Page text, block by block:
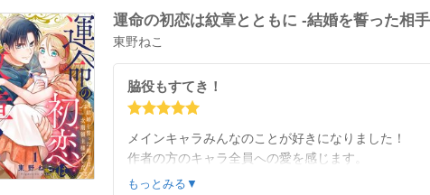
運命の初恋は紋章とともに -結婚を誓った相
東野ねこ
脇役もすてき！
メインキャラみんなのことが好きになりました！
作者の方のキャラ全員への愛を感じます。
美麗な絵も素敵ですし、王道ハピエン展開で良かった
もっとみる▼